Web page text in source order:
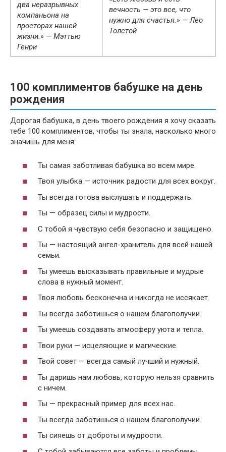
два неразрывных
компаньона на
просторах нашей
жизни.» — Мэттью
Генри
вечность — это все, что
нужно для счастья.» — Лео
Толстой
100 комплиментов бабушке на день
рождения
Дорогая бабушка, в день твоего рождения я хочу сказать
тебе 100 комплиментов, чтобы ты знала, насколько много
значишь для меня:
Ты самая заботливая бабушка во всем мире.
Твоя улыбка — источник радости для всех вокруг.
Ты всегда готова выслушать и поддержать.
Ты — образец силы и мудрости.
С тобой я чувствую себя безопасно и защищено.
Ты — настоящий ангел-хранитель для всей нашей
семьи.
Ты умеешь высказывать правильные и мудрые
слова в нужный момент.
Твоя любовь бесконечна и никогда не иссякает.
Ты всегда заботишься о нашем благополучии.
Ты умеешь создавать атмосферу уюта и тепла.
Твои руки — исцеляющие и магические.
Твой совет — всегда самый лучший и нужный.
Ты даришь нам любовь, которую нельзя сравнить
с ничем.
Ты — прекрасный пример для всех нас.
Ты всегда заботишься о нашем благополучии.
Ты сияешь от доброты и мудрости.